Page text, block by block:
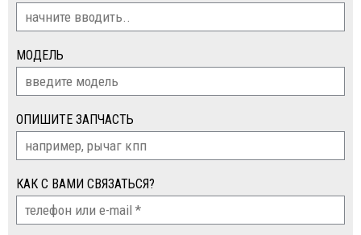
МОДЕЛЬ
ОПИШИТЕ ЗАПЧАСТЬ
КАК С ВАМИ СВЯЗАТЬСЯ?